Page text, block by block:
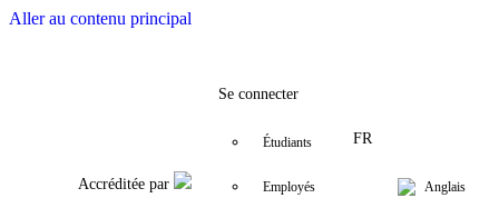
Aller au contenu principal
FacebookTwitter
Accréditée par
Se connecter
Étudiants
Employés
FR
Anglais